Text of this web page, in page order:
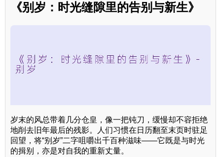
《别岁：时光缝隙里的告别与新生》
岁末的风总带着几分仓皇，像一把钝刀，缓慢却不容拒绝
地削去旧年最后的残影。人们习惯在日历翻至末页时驻足
回望，将“别岁”二字咀嚼出千百种滋味——它既是与时光
的揖别，亦是对自我的重新丈量。